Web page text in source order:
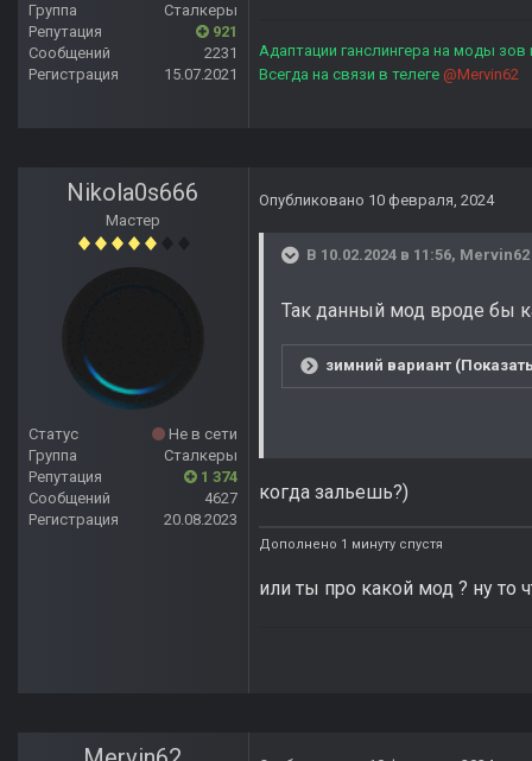
Группа
Сталкеры
Репутация
921
Сообщений
2231
Регистрация
15.07.2021
Адаптации ганслингера на моды зов
Всегда на связи в телеге @Mervin62
Nikola0s666
Мастер
Статус
Не в сети
Группа
Сталкеры
Репутация
1 374
Сообщений
4627
Регистрация
20.08.2023
Опубликовано 10 февраля, 2024
В 10.02.2024 в 11:56, Mervin62
Так данный мод вроде бы
зимний вариант
когда зальешь?)
Дополнено 1 минуту спустя
или ты про какой мод ? ну то